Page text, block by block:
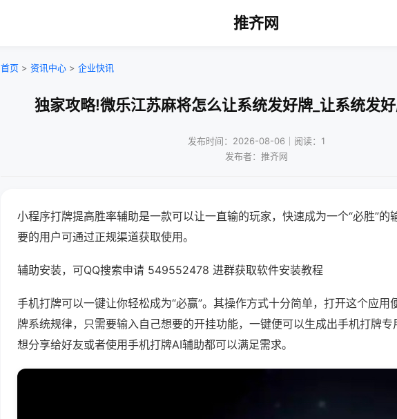
推齐网
首页 > 资讯中心 > 企业快讯
独家攻略!微乐江苏麻将怎么让系统发好牌_让系统发
发布时间：2026-08-06｜阅读：1
发布者：推齐网
小程序打牌提高胜率辅助是一款可以让一直输的玩家，快速成为一个“必胜”的
要的用户可通过正规渠道获取使用。
辅助安装，可QQ搜索申请 549552478 进群获取软件安装教程
手机打牌可以一键让你轻松成为“必赢”。其操作方式十分简单，打开这个应用
牌系统规律，只需要输入自己想要的开挂功能，一键便可以生成出手机打牌
想分享给好友或者使用手机打牌AI辅助都可以满足需求。